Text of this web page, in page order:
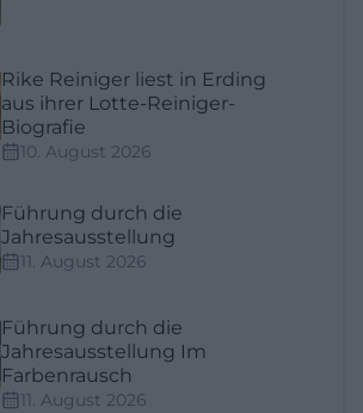
Rike Reiniger liest in Erding
aus ihrer Lotte-Reiniger-
Biografie
10. August 2026
Führung durch die
Jahresausstellung
11. August 2026
Führung durch die
Jahresausstellung Im
Farbenrausch
11. August 2026